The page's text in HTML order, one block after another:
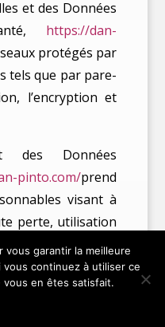
et des Données
https://dan-
protégés par
tels que par pare-
l’encryption et
des Données
pinto.com/prend
visant à
perte, utilisation
divulgation,
vous garantir la meilleure
continuez à utiliser ce
en êtes satisfait.